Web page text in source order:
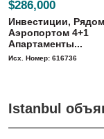
$286,000
Инвестиции,
Аэропортом 4+1
Апартаменты...
Исх. Номер: 616736
Istanbul